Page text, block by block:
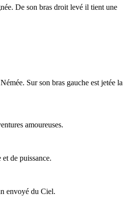
De son bras droit levé il tient une
Sur son bras gauche est jetée la
amoureuses.
de puissance.
envoyé du Ciel.